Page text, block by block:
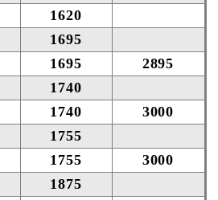
1620
1695
1695
2895
1740
1740
3000
1755
1755
3000
1875